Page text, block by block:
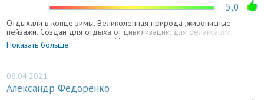
5,0
Отдыхали в конце зимы. Великолепная природа ,живописные
пейзажи. Создан для отдыха от цивилизации, для релаксации,
уединения и умиротворения. Просто восхитительное место!
Персонал полностью соответствует-спокойное дружелюбие.
очень крутая.Полностью соответствуют фото .В номере есть все
необходимое: кондиционер, телевизор, фен, небольшой
холодильник, чайник, чайные пары с блюдцами. Ежедневно
Показать больше
08.04.2021
Александр Федоренко